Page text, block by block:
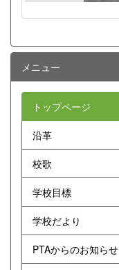
メニュー
トップページ
沿革
校歌
学校目標
学校だより
PTAからのお知らせ